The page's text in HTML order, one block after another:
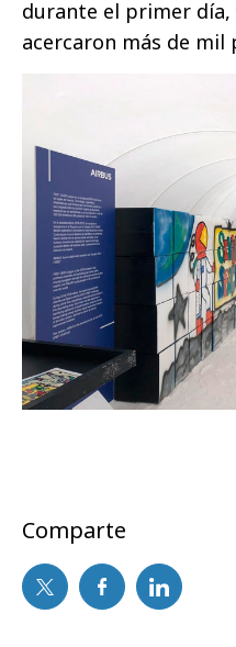
durante el primer día,
acercaron más de mil
Comparte